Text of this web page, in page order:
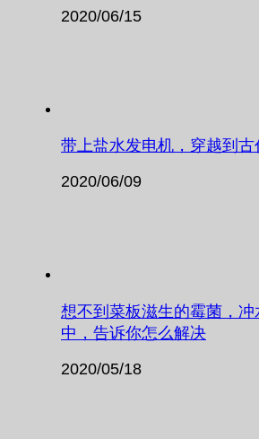
2020/06/15
带上盐水发电机，穿越到
2020/06/09
想不到菜板滋生的霉菌，
中，告诉你怎么解决
2020/05/18